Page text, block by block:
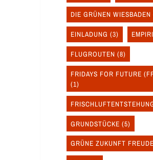
DIE GRÜNEN WIESBADEN
EINLADUNG (3)
FLUGROUTEN (8)
FRIDAYS FOR FUTURE
(1)
GRUNDSTÜCKE (5)
GRÜNE ZUKUNFT